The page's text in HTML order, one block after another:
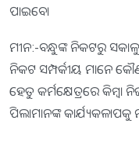
ପାଇବେ।
ମୀନ:-ବନ୍ଧୁଙ୍କ ନିକଟରୁ
ନିକଟ ସମ୍ପର୍କୀୟ ମାନେ
ହେତୁ କର୍ମକ୍ଷେତ୍ରରେ
ପିଲାମାନଙ୍କ କାର୍ଯ୍ୟକଳାପକୁ